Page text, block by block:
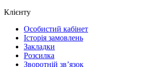
Клієнту
Особистий кабінет
Історія замовлень
Закладки
Розсилка
Зворотній зв’язок